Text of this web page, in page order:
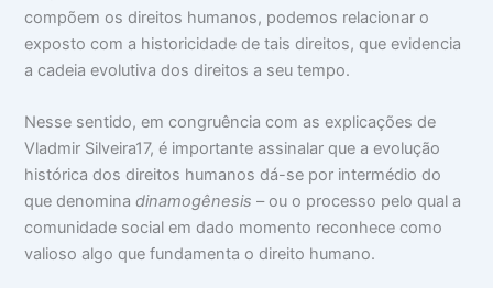
compõem os direitos humanos, podemos relacionar o
exposto com a historicidade de tais direitos, que evidencia
a cadeia evolutiva dos direitos a seu tempo.
Nesse sentido, em congruência com as explicações de
Vladmir Silveira17, é importante assinalar que a evolução
histórica dos direitos humanos dá-se por intermédio do
que denominadinamogênesis– ou o processo pelo qual a
comunidade social em dado momento reconhece como
valioso algo que fundamenta o direito humano.